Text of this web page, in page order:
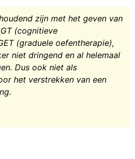
zijn met het geven van
(cognitieve
(graduele oefentherapie),
niet dringend en al helemaal
Dus ook niet als
het verstrekken van een